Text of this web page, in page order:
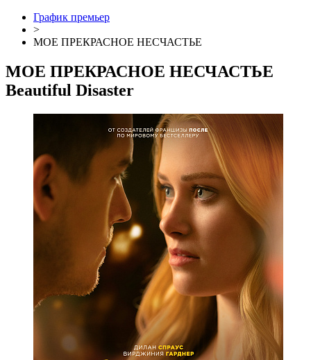
График премьер
>
МОЕ ПРЕКРАСНОЕ НЕСЧАСТЬЕ
МОЕ ПРЕКРАСНОЕ НЕСЧАСТЬЕ
Beautiful Disaster